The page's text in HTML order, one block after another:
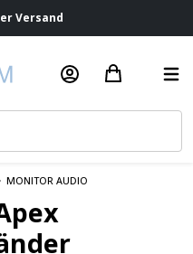
Versand
Service
MONITOR AUDIO